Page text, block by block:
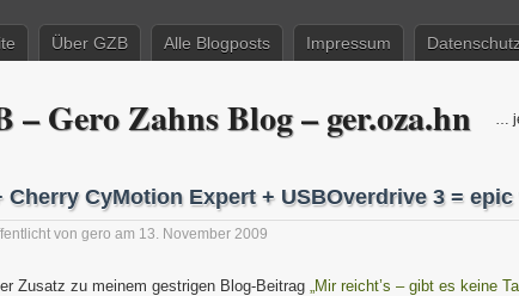
Über GZB Alle Blogposts Impressum
– Gero Zahns Blog – ger.oza.hn …
Cherry CyMotion Expert + USBOverdrive 3 = epic
von gero am 13. November 2009
Zusatz zu meinem gestrigen Blog-Beitrag „Mir reicht’s – gibt es keine